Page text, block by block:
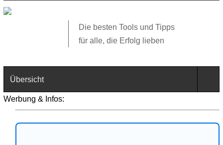
Die besten Tools und Tipps
für alle, die Erfolg lieben
Übersicht
Technik
Werbung & Infos: